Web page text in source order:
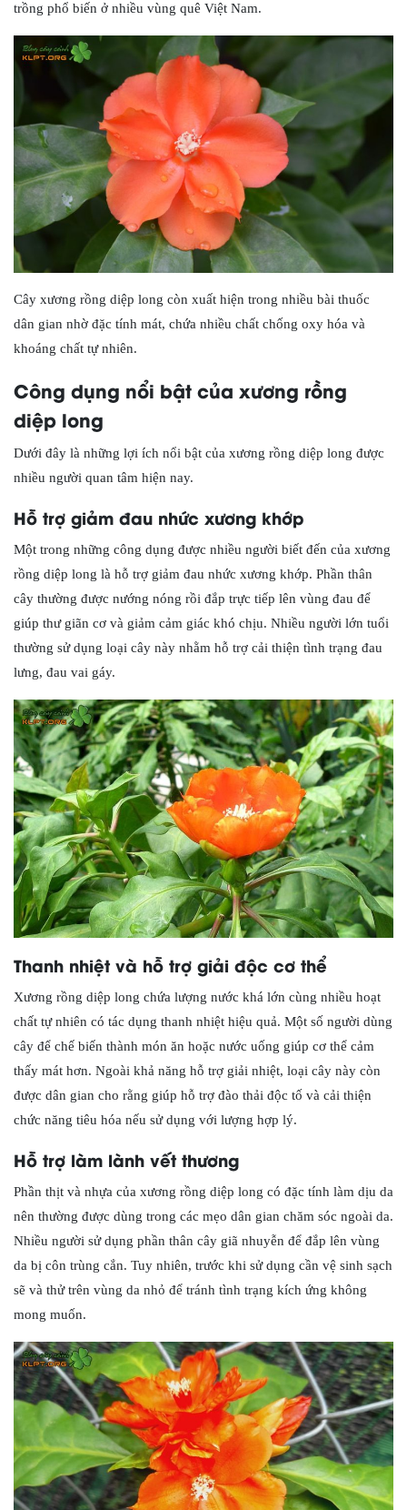
trồng phổ biến ở nhiều vùng quê Việt Nam.
Cây xương rồng diệp long còn xuất hiện trong nhiều bài thuốc
dân gian nhờ đặc tính mát, chứa nhiều chất chống oxy hóa và
khoáng chất tự nhiên.
Công dụng nổi bật của xương rồng
diệp long
Dưới đây là những lợi ích nổi bật của xương rồng diệp long được
nhiều người quan tâm hiện nay.
Hỗ trợ giảm đau nhức xương khớp
Một trong những công dụng được nhiều người biết đến của xương
rồng diệp long là hỗ trợ giảm đau nhức xương khớp. Phần thân
cây thường được nướng nóng rồi đắp trực tiếp lên vùng đau để
giúp thư giãn cơ và giảm cảm giác khó chịu. Nhiều người lớn tuổi
thường sử dụng loại cây này nhằm hỗ trợ cải thiện tình trạng đau
lưng, đau vai gáy.
Thanh nhiệt và hỗ trợ giải độc cơ thể
Xương rồng diệp long chứa lượng nước khá lớn cùng nhiều hoạt
chất tự nhiên có tác dụng thanh nhiệt hiệu quả. Một số người dùng
cây để chế biến thành món ăn hoặc nước uống giúp cơ thể cảm
thấy mát hơn. Ngoài khả năng hỗ trợ giải nhiệt, loại cây này còn
được dân gian cho rằng giúp hỗ trợ đào thải độc tố và cải thiện
chức năng tiêu hóa nếu sử dụng với lượng hợp lý.
Hỗ trợ làm lành vết thương
Phần thịt và nhựa của xương rồng diệp long có đặc tính làm dịu da
nên thường được dùng trong các mẹo dân gian chăm sóc ngoài da.
Nhiều người sử dụng phần thân cây giã nhuyễn để đắp lên vùng
da bị côn trùng cắn. Tuy nhiên, trước khi sử dụng cần vệ sinh sạch
sẽ và thử trên vùng da nhỏ để tránh tình trạng kích ứng không
mong muốn.